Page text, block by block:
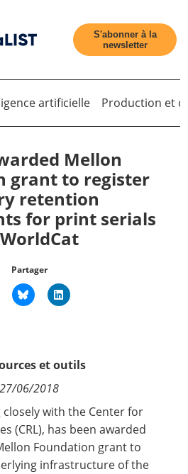
S'abonner à la
newsletter
artificielle Production et
Mellon
grant to register
retention
for print serials
Partager
et outils
27/06/2018
closely with the Center for
(CRL), has been awarded
Foundation grant to
infrastructure of the